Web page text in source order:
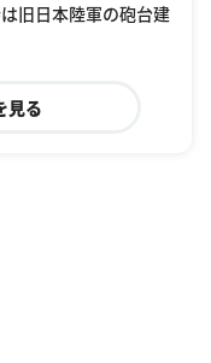
旧日本陸軍の砲台建
見る